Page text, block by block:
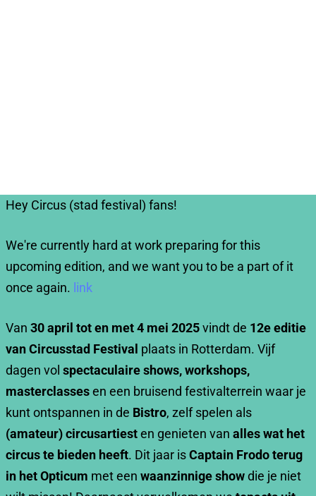
Hey Circus (stad festival) fans!
We're currently hard at work preparing for this
upcoming edition, and we want you to be a part of it
once again. link
Van 30 april tot en met 4 mei 2025vindt de 12e editie
van Circusstad Festival plaats in Rotterdam. Vijf
dagen vol spectaculaire shows, workshops,
masterclassesen een bruisend festivalterrein waar je
kunt ontspannen in de Bistro, zelf spelen als
(amateur) circusartiesten genieten van alles wat het
circus te bieden heeft. Dit jaar isCaptain Frodo terug
in het Opticum met een waanzinnige showdie je niet